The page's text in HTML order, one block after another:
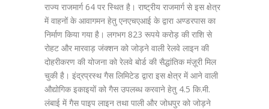
राज्य राजमार्ग 64 पर स्थित है। राष्ट्रीय राजमार्ग से इस क्षेत्र
में वाहनों के आवागमन हेतु एनएचएआई के द्वारा अण्डरपास का
निर्माण किया गया है। लगभग 823 रूपये करोड़ की राशि से
रोहट और मारवाड़ जंक्शन को जोड़ने वाली रेलवे लाइन की
दोहरीकरण की योजना को रेलवे बोर्ड की सैद्धांतिक मंज़ूरी मिल
चुकी है। इंद्रप्रस्थ गैस लिमिटेड द्वारा इस क्षेत्र में आने वाली
औद्योगिक इकाइयों को गैस उपलब्ध करवाने हेतु 4.5 कि.मी.
लंबाई में गैस पाइप लाइन तथा पाली और जोधपुर को जोड़ने